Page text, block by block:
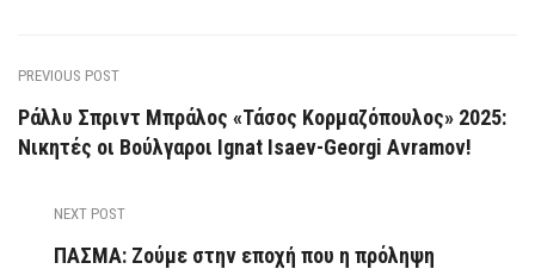
PREVIOUS POST
Ράλλυ Σπριντ Μπράλος «Τάσος Κορμαζόπουλος» 2025:
Νικητές οι Βούλγαροι Ignat Isaev-Georgi Avramov!
NEXT POST
ΠΑΣΜΑ: Ζούμε στην εποχή που η πρόληψη